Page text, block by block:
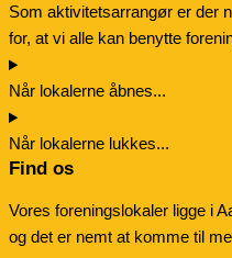
Som aktivitetsarrangør er der
for, at vi alle kan benytte
Når lokalerne åbnes...
Når lokalerne lukkes...
Find os
Vores foreningslokaler ligge i
og det er nemt at komme til